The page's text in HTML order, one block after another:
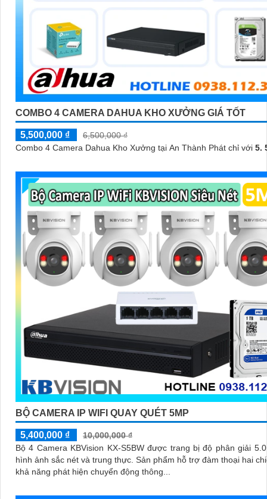
COMBO 4 CAMERA DAHUA KHO XƯỞNG GIÁ TỐT
5,500,000 ₫
6,500,000 ₫
Combo 4 Camera Dahua Kho Xưởng tại An Thành Phát chỉ với 5.
BỘ CAMERA IP WIFI QUAY QUÉT 5MP
5,400,000 ₫
10,000,000 ₫
Bộ 4 Camera KBVision KX-S5BW được trang bị độ phân giải
hình ảnh sắc nét và trung thực. Sản phẩm hỗ trợ đàm thoại hai chiều cùng
khả năng phát hiện chuyển động thông...